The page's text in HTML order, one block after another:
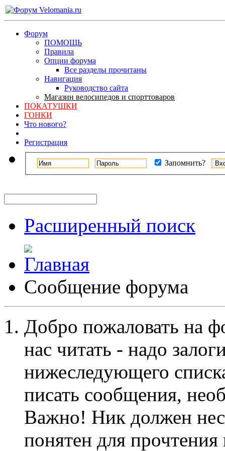
Форум
ПОМОЩЬ
Правила
Опции форума
Все разделы прочитаны
Навигация
Руководство сайта
Магазин велосипедов и спорттоваров
ПОКАТУШКИ
ГОНКИ
Что нового?
Регистрация
Запомнить?
Расширенный поиск
Сообщение форума
Добро пожаловать на
нас читать - надо
нижеследующего
писать сообщения,
Важно! Ник должен
понятен для